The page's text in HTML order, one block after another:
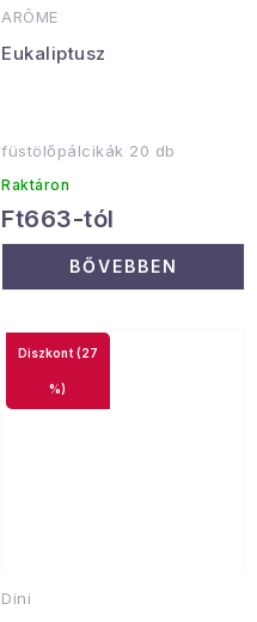
ARÔME
Eukaliptusz
füstölőpálcikák 20 db
Raktáron
Ft663-tól
BŐVEBBEN
Dini
(27
%)